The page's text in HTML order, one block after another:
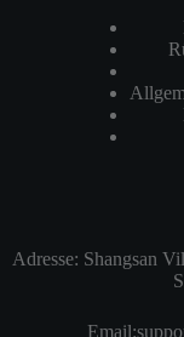
Adresse: Shangsan
Email: